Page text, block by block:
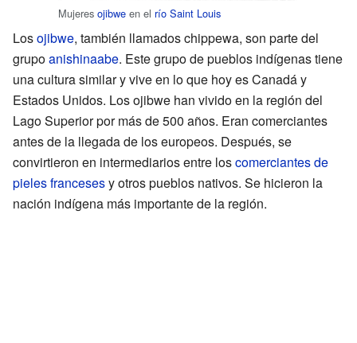
Mujeres ojibwe en el río Saint Louis
Losojibwe, también llamados chippewa, son parte del
grupoanishinaabe. Este grupo de pueblos indígenas tiene
una cultura similar y vive en lo que hoy es Canadá y
Estados Unidos. Los ojibwe han vivido en la región del
Lago Superior por más de 500 años. Eran comerciantes
antes de la llegada de los europeos. Después, se
convirtieron en intermediarios entre loscomerciantes de
pieles francesesy otros pueblos nativos. Se hicieron la
nación indígena más importante de la región.